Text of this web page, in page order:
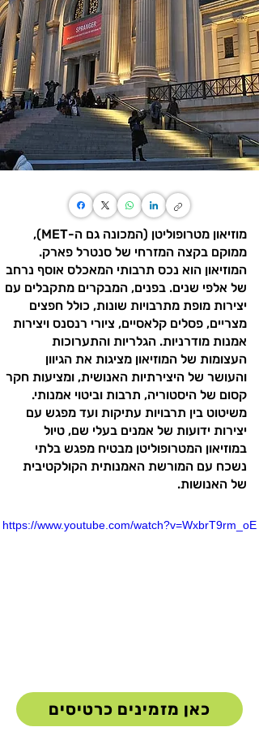
מוזיאון מטרופוליטן (המכונה גם ה-MET),
ממוקם בקצה המזרחי של סנטרל פארק.
המוזיאון הוא נכס תרבותי המאכלס אוסף נרחב
של אלפי שנים. בפנים, המבקרים מתקבלים עם
יצירות מופת מתרבויות שונות, כולל חפצים
מצריים, פסלים קלאסיים, ציורי רנסנס ויצירות
אמנות מודרניות. הגלריות והתערוכות
העצומות של המוזיאון מציגות את הגיוון
והעושר של היצירתיות האנושית, ומציעות חקר
קסום של היסטוריה, תרבות וביטוי אמנותי.
משיטוט בין תרבויות עתיקות ועד מפגש עם
יצירות ידועות של אמנים בעלי שם, טיול
במוזיאון המטרופוליטן מבטיח מפגש בלתי
נשכח עם המורשת האמנותית הקולקטיבית
של האנושות.
https://www.youtube.com/watch?v=WxbrT9rm_oE
כאן מזמינים כרטיסים